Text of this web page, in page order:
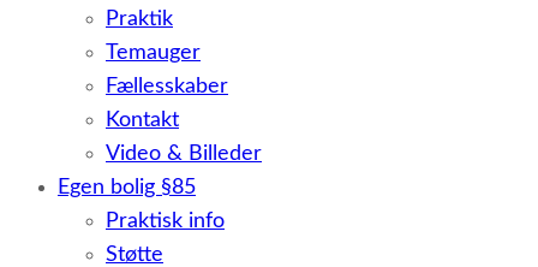
Praktik
Temauger
Fællesskaber
Kontakt
Video & Billeder
Egen bolig §85
Praktisk info
Støtte